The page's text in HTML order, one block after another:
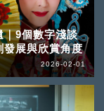
｜9個數字淺談
發展與欣賞角度
2026-02-01